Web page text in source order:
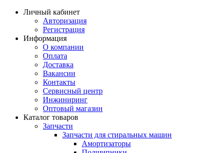
Личный кабинет
Авторизация
Регистрация
Информация
О компании
Оплата
Доставка
Вакансии
Контакты
Сервисный центр
Инжиниринг
Оптовый магазин
Каталог товаров
Запчасти
Запчасти для стиральных машин
Амортизаторы